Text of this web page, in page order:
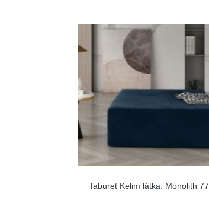
Taburet Kelim látka: Monolith 77